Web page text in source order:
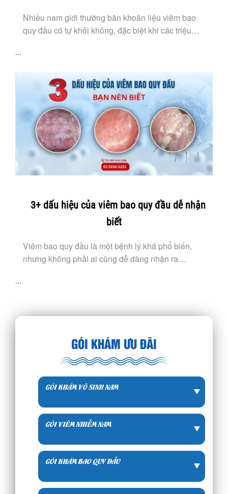
Nhiều nam giới thường băn khoăn liệu viêm bao
quy đầu có tự khỏi không, đặc biệt khi các triệu…
...
3+ dấu hiệu của viêm bao quy đầu dễ nhận
biết
Viêm bao quy đầu là một bệnh lý khá phổ biến,
nhưng không phải ai cũng dễ dàng nhận ra…
...
GÓI KHÁM ƯU ĐÃI
GÓI KHÁM VÔ SINH NAM
GÓI VIÊM NHIỄM NAM
GÓI KHÁM BAO QUY ĐẦU